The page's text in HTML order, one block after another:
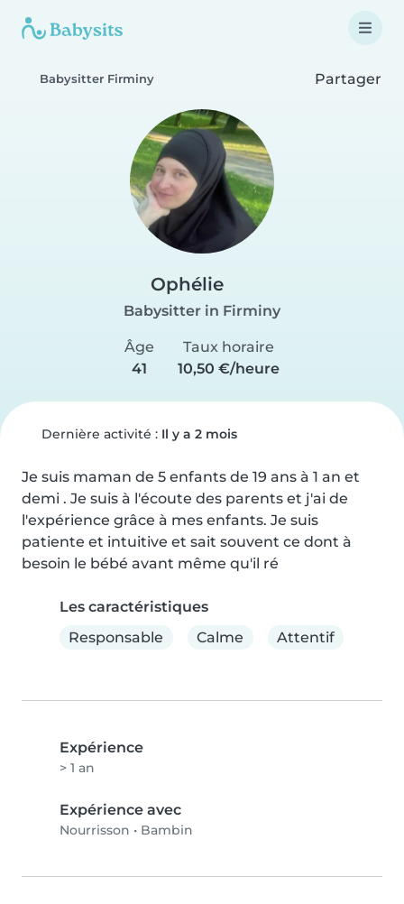
Babysitter Firminy Partager
Ophélie
Babysitter in Firminy
Âge
41
Taux horaire
10,50 €/heure
Dernière activité : Il y a 2 mois
Je suis maman de 5 enfants de 19 ans à 1 an et
demi . Je suis à l'écoute des parents et j'ai de
l'expérience grâce à mes enfants. Je suis
patiente et intuitive et sait souvent ce dont à
besoin le bébé avant même qu'il ré
Les caractéristiques
Responsable
Calme Attentif
Expérience
> 1 an
Expérience avec
Nourrisson • Bambin